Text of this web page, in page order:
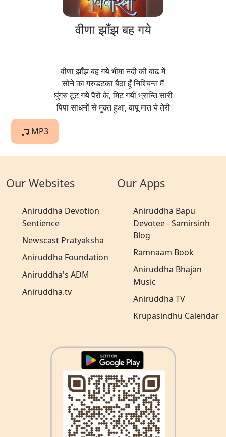
वीणा झाँझ बह गये
वीणा झाँझ बह गये भीमा नदी की बाढ में
सोने का गरुडटका बैठा हूँ निश्चिन्त मैं
घुंगरु टूट गये पैरों के, मिट गयी भ्रान्ति सारी
पिपा साधनों से मुक्त हुआ, बापू मात ये तेरी
MP3
Our Websites
Aniruddha Devotion
Sentience
Newscast Pratyaksha
Aniruddha Foundation
Aniruddha's ADM
Aniruddha.tv
Our Apps
Aniruddha Bapu
Devotee - Samirsinh
Blog
Ramnaam Book
Aniruddha Bhajan
Music
Aniruddha TV
Krupasindhu Calendar